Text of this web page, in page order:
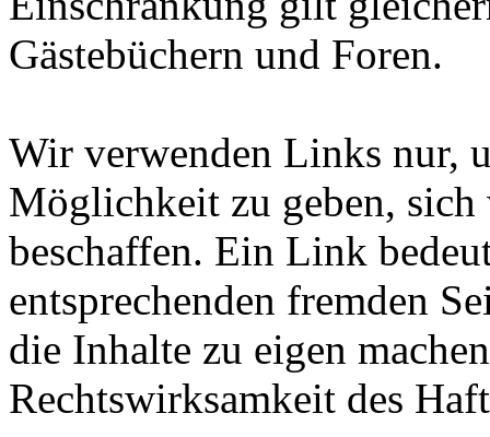
Gästebüchern und Foren.
Wir verwenden Links nur,
Möglichkeit zu geben,
beschaffen. Ein Link
entsprechenden fremden
die Inhalte zu eigen
Rechtswirksamkeit des